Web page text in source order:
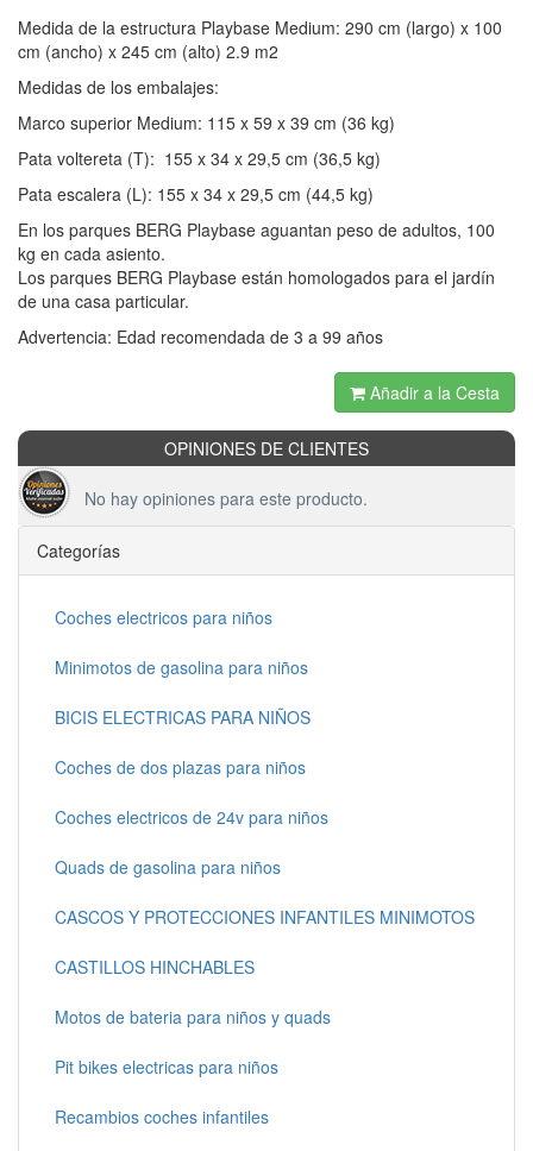
Medida de la estructura Playbase Medium: 290 cm (largo) x 100
cm (ancho) x 245 cm (alto) 2.9 m2
Medidas de los embalajes:
Marco superior Medium: 115 x 59 x 39 cm (36 kg)
Pata voltereta (T): 155 x 34 x 29,5 cm (36,5 kg)
Pata escalera (L): 155 x 34 x 29,5 cm (44,5 kg)
En los parques BERG Playbase aguantan peso de adultos, 100
kg en cada asiento.
Los parques BERG Playbase están homologados para el jardín
de una casa particular.
Advertencia: Edad recomendada de 3 a 99 años
Añadir a la Cesta
OPINIONES DE CLIENTES
No hay opiniones para este producto.
Categorías
Coches electricos para niños
Minimotos de gasolina para niños
BICIS ELECTRICAS PARA NIÑOS
Coches de dos plazas para niños
Coches electricos de 24v para niños
Quads de gasolina para niños
CASCOS Y PROTECCIONES INFANTILES MINIMOTOS
CASTILLOS HINCHABLES
Motos de bateria para niños y quads
Pit bikes electricas para niños
Recambios coches infantiles